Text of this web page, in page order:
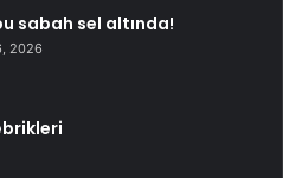
sabah sel altında!
2026